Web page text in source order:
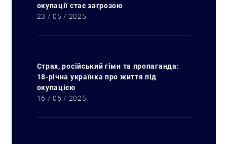
окупації стає загрозою
23 / 05 / 2025
Страх, російський гімн та пропаганда:
18-річна українка про життя під
окупацією
16 / 06 / 2025